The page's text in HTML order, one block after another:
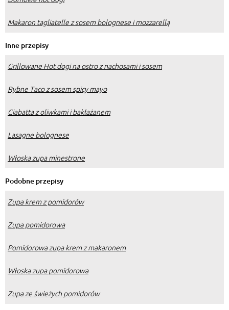
Makaron tagliatelle z sosem bolognese i mozzarellą
Inne przepisy
Grillowane Hot dogi na ostro z nachosami i sosem
Rybne Taco z sosem spicy mayo
Ciabatta z oliwkami i bakłażanem
Lasagne bolognese
Włoska zupa minestrone
Podobne przepisy
Zupa krem z pomidorów
Zupa pomidorowa
Pomidorowa zupa krem z makaronem
Włoska zupa pomidorowa
Zupa ze świeżych pomidorów